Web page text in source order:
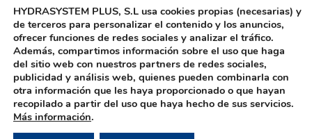
2026© HYDRASYSTEM Plus, S.L.
HYDRASYSTEM PLUS, S.L usa cookies propias (necesarias) y
de terceros para personalizar el contenido y los anuncios,
ofrecer funciones de redes sociales y analizar el tráfico.
Además, compartimos información sobre el uso que haga
del sitio web con nuestros partners de redes sociales,
publicidad y análisis web, quienes pueden combinarla con
otra información que les haya proporcionado o que hayan
recopilado a partir del uso que haya hecho de sus servicios.
Más información.